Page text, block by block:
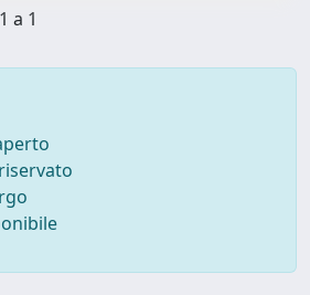
a 1